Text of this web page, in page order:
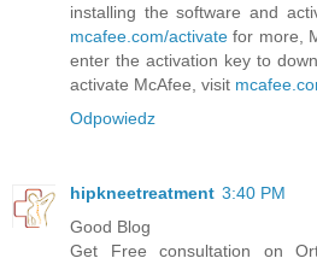
installing the software and
mcafee.com/activate for more,
enter the activation key to
activate McAfee, visit
Odpowiedz
hipkneetreatment 3:40 PM
Good Blog
Get Free consultation on